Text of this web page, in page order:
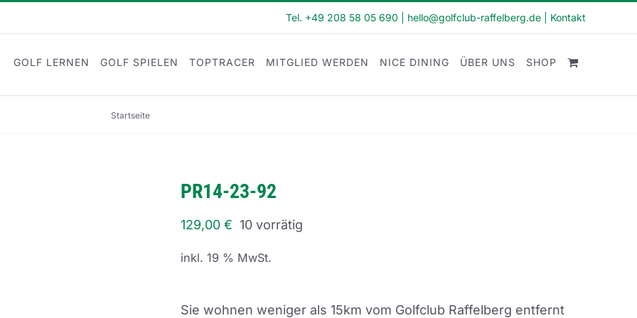
Tel. +49 208 58 05 690 hello@golfclub-raffelberg.de Kontakt
GOLF LERNEN GOLF SPIELEN TOPTRACER MITGLIED WERDEN NICE DINING ÜBER UNS SHOP
Startseite
PR14-23-92
129,00 € 10 vorrätig
inkl. 19 % MwSt.
Sie wohnen weniger als 15km vom Golfclub Raffelberg entfernt